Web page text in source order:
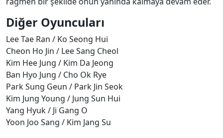
Diğer Oyuncuları
Lee Tae Ran / Ko Seong Hui
Cheon Ho Jin / Lee Sang Cheol
Kim Hee Jung / Kim Da Jeong
Ban Hyo Jung / Cho Ok Rye
Park Sung Geun / Park Jin Seok
Kim Jung Young / Jung Sun Hui
Yang Hyuk / Ji Gang O
Yoon Joo Sang / Kim Jang Su